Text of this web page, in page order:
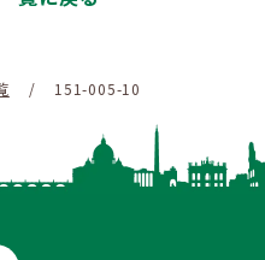
/ 151-005-10